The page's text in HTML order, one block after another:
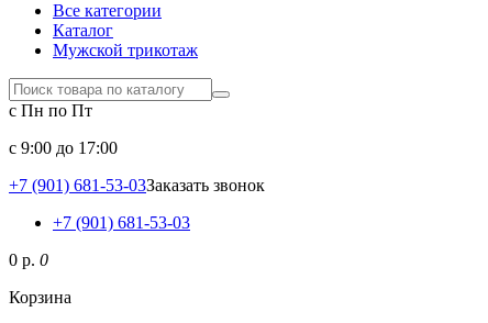
Все категории
Каталог
Мужской трикотаж
с Пн по Пт
c 9:00 до 17:00
+7 (901) 681-53-03Заказать звонок
+7 (901) 681-53-03
0 р. 0
Корзина